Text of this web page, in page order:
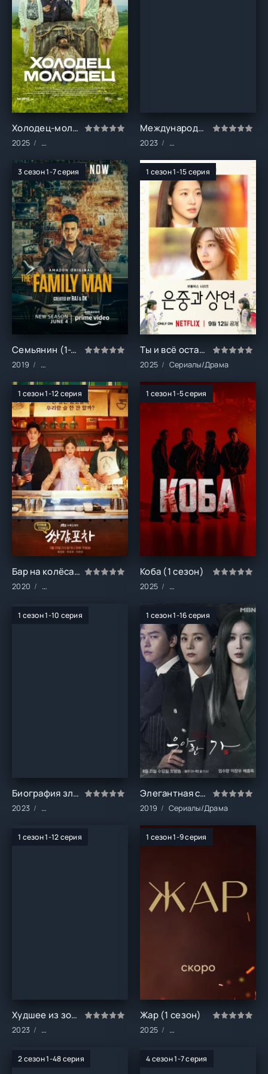
Холодец-молодец (1 сезон)
2025 Сериалы/Русские/Комедия/Драма
Международная старшая школа Чхондам (1-2 сезон)
2023 Сериалы/Детективы/
3 сезон 1-7 серия
Семьянин (1-3 сезон)
2019 Сериалы/Комедия/Боевики/Драма
1 сезон 1-15 серия
Ты и всё остальное (1 сезон)
2025 Сериалы/Драма
1 сезон 1-12 серия
Бар на колёсах (1 сезон)
2020 Сериалы/Комедия/Драма/Мелодрамы/Фэнтези
1 сезон 1-5 серия
Коба (1 сезон)
2025 Сериалы/Драма/
1 сезон 1-10 серия
Биография злодея (1 сезон)
2023 Сериалы/Драма/Криминал
1 сезон 1-16 серия
Элегантная семья (1 сезон)
2019 Сериалы/Драма
1 сезон 1-12 серия
Худшее из зол (1 сезон)
2023 Сериалы/Боевики/Драма/Криминал
1 сезон 1-9 серия
Жар (1 сезон)
2025 Сериалы/Русские/Драма/
2 сезон 1-48 серия 4 сезон 1-7 серия